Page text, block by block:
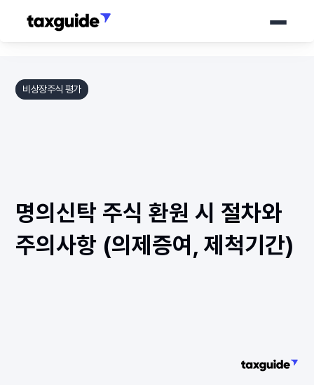
비상장주식 평가
명의신탁 주식 환원 시 절차와
주의사항 (의제증여, 제척기간)
바로 상담하기